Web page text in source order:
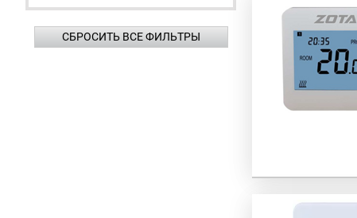
СБРОСИТЬ ВСЕ ФИЛЬТРЫ